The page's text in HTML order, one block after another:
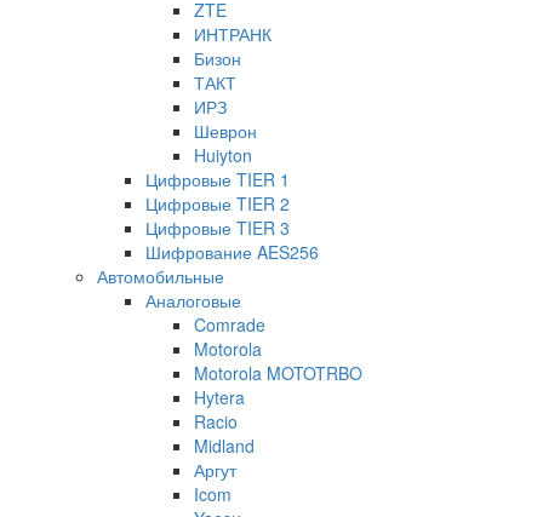
ZTE
ИНТРАНК
Бизон
ТАКТ
ИРЗ
Шеврон
Huiyton
Цифровые TIER 1
Цифровые TIER 2
Цифровые TIER 3
Шифрование AES256
Автомобильные
Аналоговые
Comrade
Motorola
Motorola MOTOTRBO
Hytera
Racio
Midland
Аргут
Icom